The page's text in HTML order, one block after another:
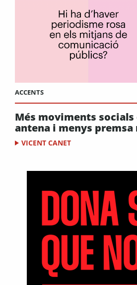
ACCENTS
Més moviments socials
antena i menys premsa
VICENT CANET